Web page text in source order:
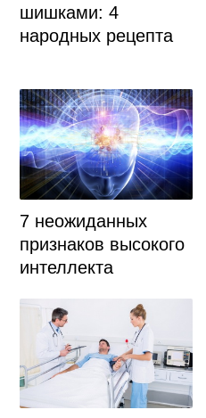
шишками: 4
народных рецепта
7 неожиданных
признаков высокого
интеллекта